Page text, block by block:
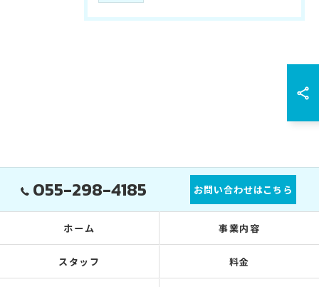
055-298-4185 お問い合わせはこちら
ホーム 事業内容
スタッフ 料金